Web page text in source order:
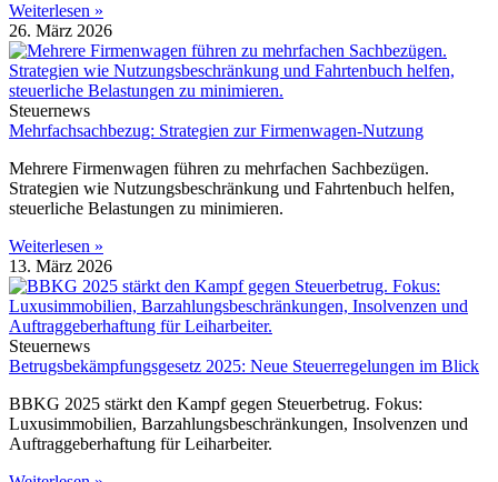
Weiterlesen »
26. März 2026
Steuernews
Mehrfachsachbezug: Strategien zur Firmenwagen-Nutzung
Mehrere Firmenwagen führen zu mehrfachen Sachbezügen.
Strategien wie Nutzungsbeschränkung und Fahrtenbuch helfen,
steuerliche Belastungen zu minimieren.
Weiterlesen »
13. März 2026
Steuernews
Betrugsbekämpfungsgesetz 2025: Neue Steuerregelungen im Blick
BBKG 2025 stärkt den Kampf gegen Steuerbetrug. Fokus:
Luxusimmobilien, Barzahlungsbeschränkungen, Insolvenzen und
Auftraggeberhaftung für Leiharbeiter.